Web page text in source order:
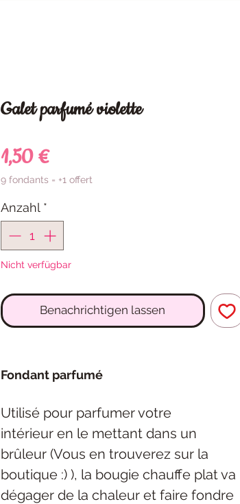
Galet parfumé violette
1,50 €Preis
9 fondants = +1 offert
Anzahl *
Nicht verfügbar
Benachrichtigen lassen
Fondant parfumé
Utilisé pour parfumer votre
intérieur en le mettant dans un
brûleur (Vous en trouverez sur la
boutique :) ), la bougie chauffe plat va
dégager de la chaleur et faire fondre